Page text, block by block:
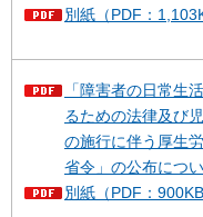
別紙（PDF：
「障害者の日常生
るための法律及び
の施行に伴う厚生
省令」の公布につ
別紙（PDF：900KB